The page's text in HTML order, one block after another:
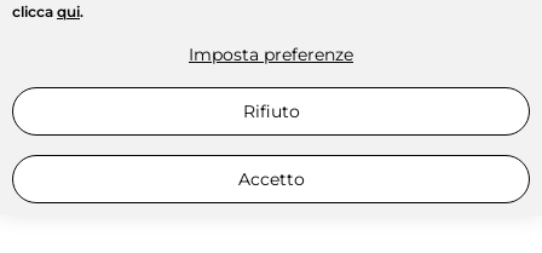
clicca qui.
Imposta preferenze
Rifiuto
Accetto